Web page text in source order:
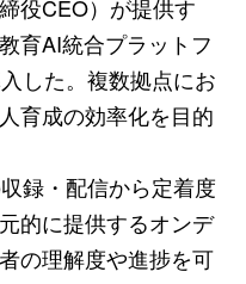
役CEO）が提供す
育AI統合プラットフ
した。複数拠点にお
育成の効率化を目的
録・配信から定着度
的に提供するオンデ
の理解度や進捗を可